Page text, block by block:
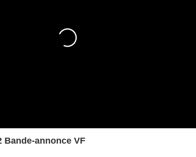
Bande-annonce VF